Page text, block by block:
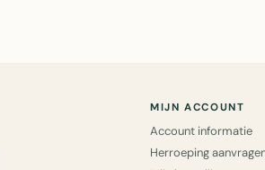
MIJN ACCOUNT
Account informatie
Herroeping